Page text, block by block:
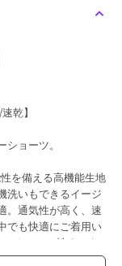
乾】
ョーツ。
を備える高機能生地
洗いもできるイージ
。通気性が高く、速
でも快適にご着用い
トレッチ性までも